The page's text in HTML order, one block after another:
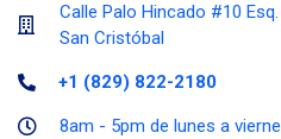
Calle Palo Hincado #10
San Cristóbal
+1 (829) 822-2180
8am - 5pm de lunes a